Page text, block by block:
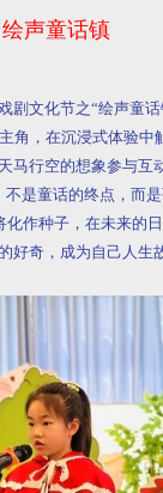
绘声童话镇
文化节之“绘声童
角，在沉浸式体验中
行空的想象参与互
是童话的终点，而
作种子，在未来的
奇，成为自己人生